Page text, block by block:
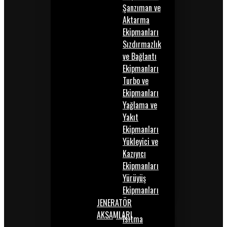
Şanzıman ve
Aktarma
Ekipmanları
Sızdırmazlık
ve Bağlantı
Ekipmanları
Turbo ve
Ekipmanları
Yağlama ve
Yakıt
Ekipmanları
Yükleyici ve
Kazıyıcı
Ekipmanları
Yürüyüş
Ekipmanları
JENERATÖR
AKSAMLARIIsıtma